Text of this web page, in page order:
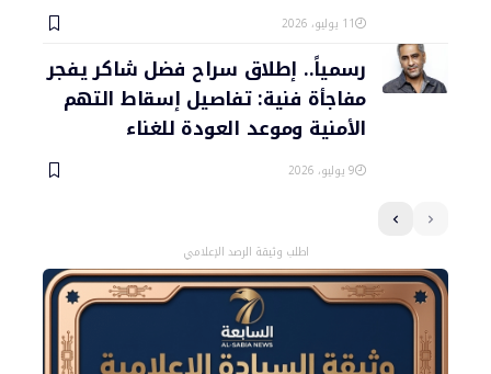
11 يوليو، 2026
رسمياً.. إطلاق سراح فضل شاكر يفجر
مفاجأة فنية: تفاصيل إسقاط التهم
الأمنية وموعد العودة للغناء
9 يوليو، 2026
اطلب وثيقة الرصد الإعلامي